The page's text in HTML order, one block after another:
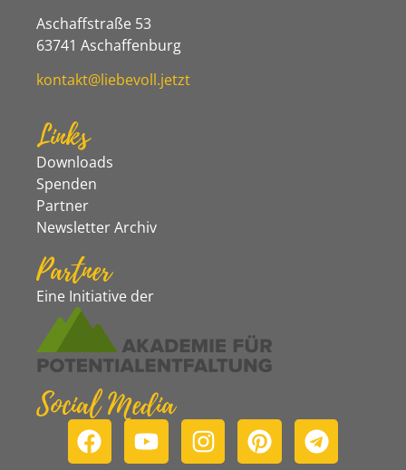
Aschaffstraße 53
63741 Aschaffenburg
kontakt@liebevoll.jetzt
Links
Downloads
Spenden
Partner
Newsletter Archiv
Partner
Eine Initiative der
Social Media